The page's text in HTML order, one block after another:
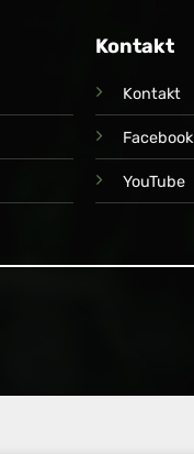
Kontakt
Kontakt
Facebook
YouTube